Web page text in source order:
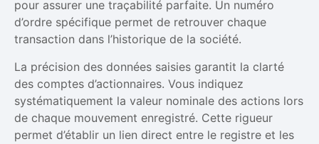
pour assurer une traçabilité parfaite. Un numéro
d’ordre spécifique permet de retrouver chaque
transaction dans l’historique de la société.
La précision des données saisies garantit la clarté
des comptes d’actionnaires. Vous indiquez
systématiquement la valeur nominale des actions lors
de chaque mouvement enregistré. Cette rigueur
permet d’établir un lien direct entre le registre et les